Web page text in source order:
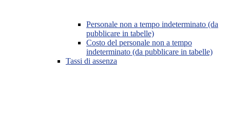
Personale non a tempo indeterminato (da
pubblicare in tabelle)
Costo del personale non a tempo
indeterminato (da pubblicare in tabelle)
Tassi di assenza